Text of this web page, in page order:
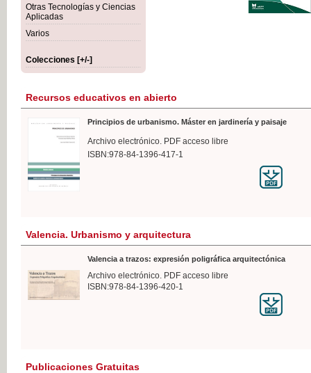
Otras Tecnologías y Ciencias
Aplicadas
Varios
Colecciones [+/-]
Recursos educativos en abierto
Principios de urbanismo. Máster en jardinería y paisaje
Archivo electrónico. PDF acceso libre
ISBN:978-84-1396-417-1
Valencia. Urbanismo y arquitectura
Valencia a trazos: expresión poligráfica arquitectónica
Archivo electrónico. PDF acceso libre
ISBN:978-84-1396-420-1
Publicaciones Gratuitas